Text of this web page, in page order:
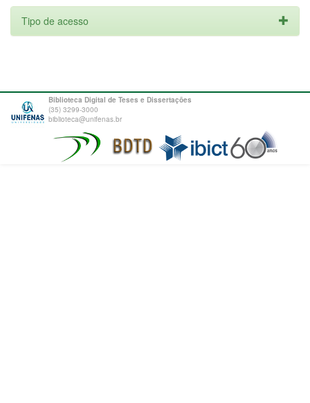
Tipo de acesso
Biblioteca Digital de Teses e Dissertações
(35) 3299-3000
biblioteca@unifenas.br